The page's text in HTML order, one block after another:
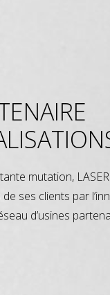
mutation,
ses clients par
d’usines